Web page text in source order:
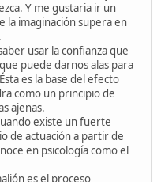
Y me gustaria ir un
la imaginación supera en
usar la confianza que
puede darnos alas para
es la base del efecto
como un principio de
ajenas.
existe un fuerte
de actuación a partir de
en psicología como el
es el proceso